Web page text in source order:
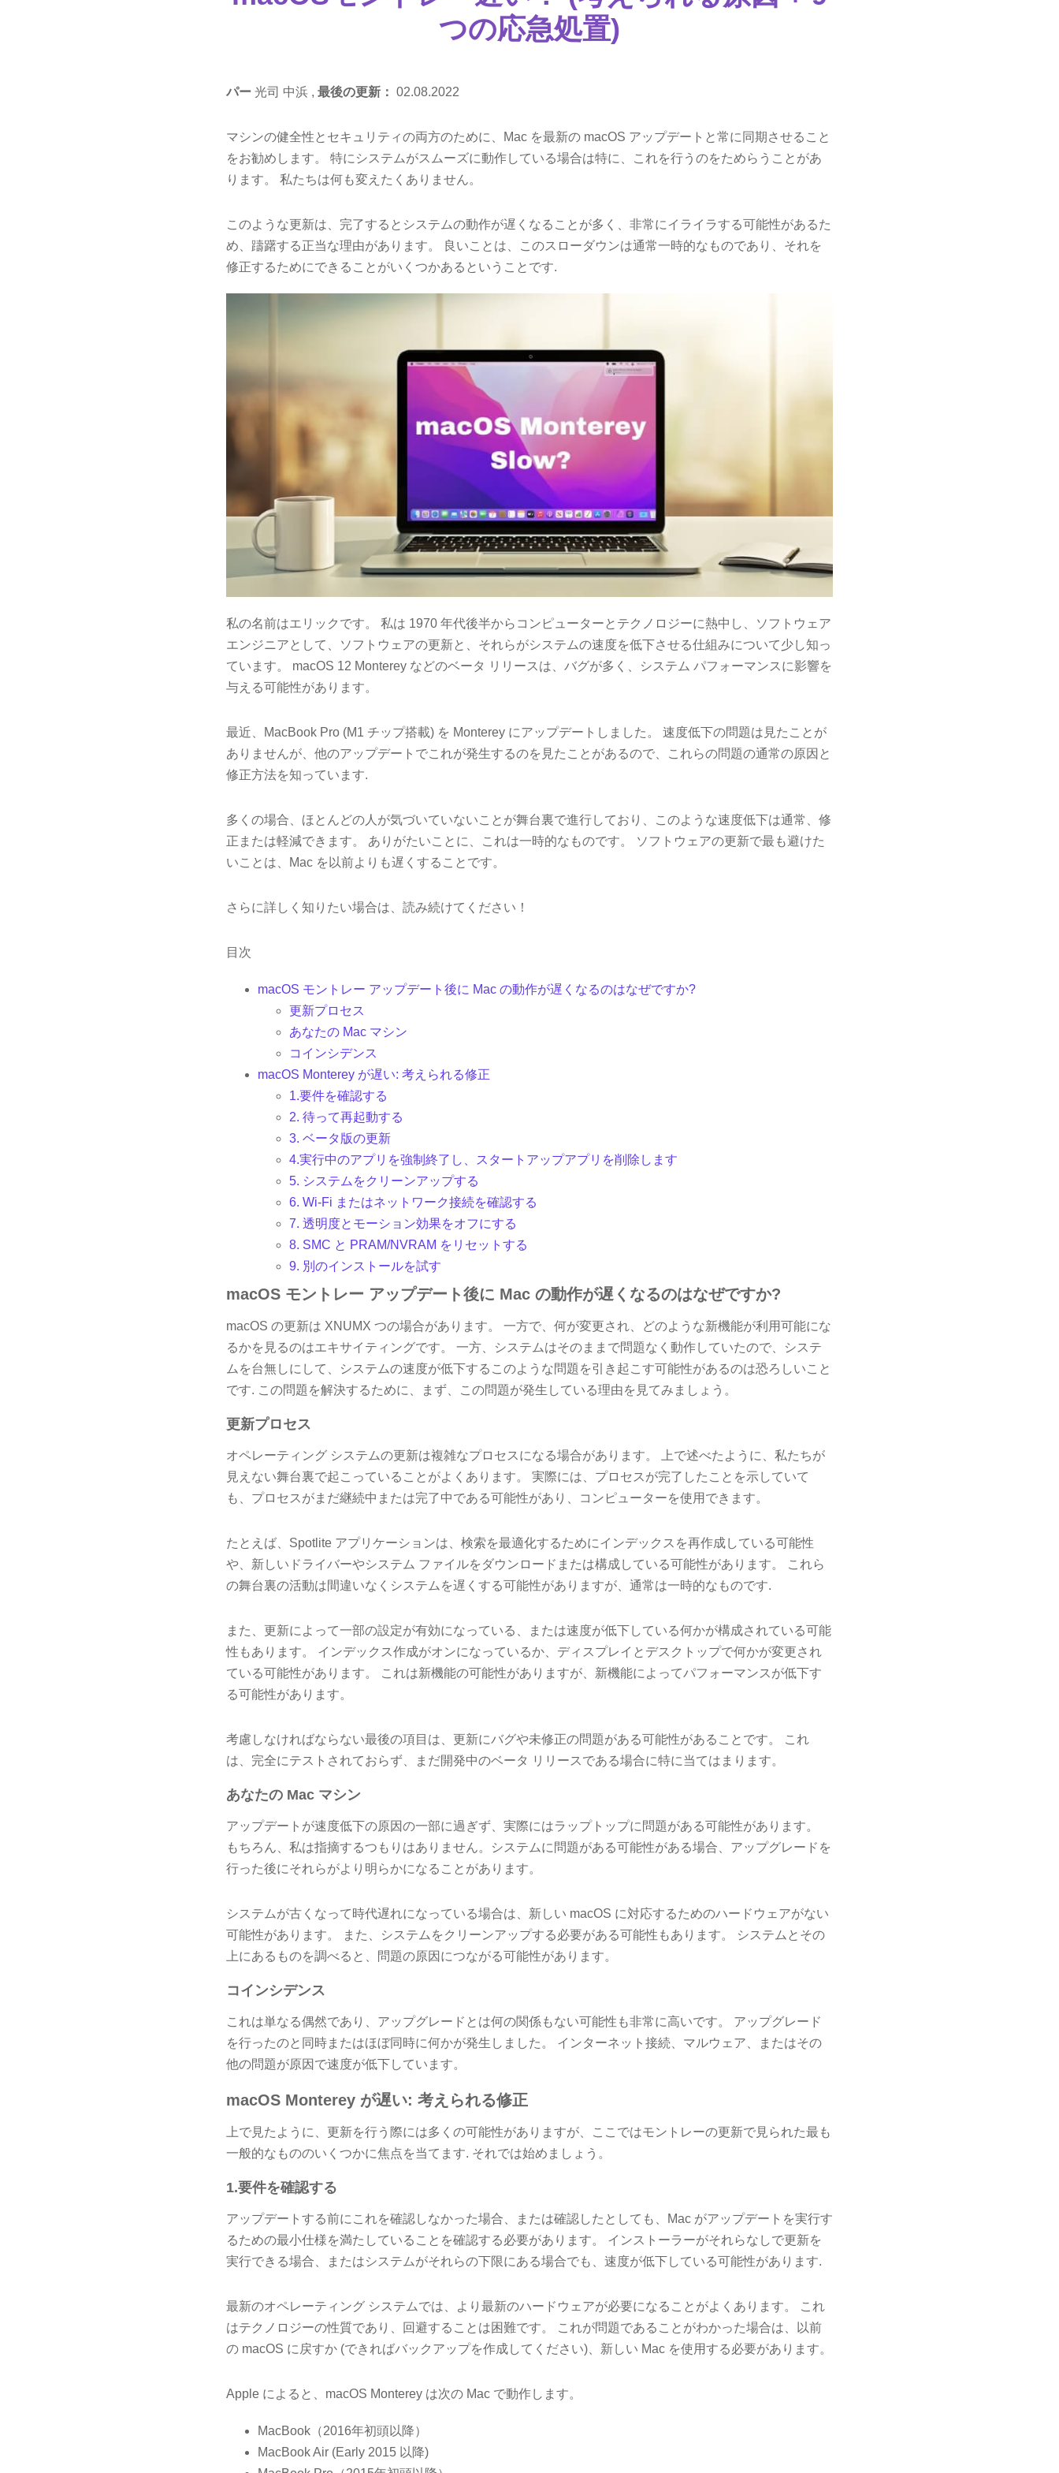
つの応急処置)
パー 光司 中浜 , 最後の更新： 02.08.2022
マシンの健全性とセキュリティの両方のために、Mac を最新の macOS アップデートと常に同期させること
をお勧めします。 特にシステムがスムーズに動作している場合は特に、これを行うのをためらうことがあ
ります。 私たちは何も変えたくありません。
このような更新は、完了するとシステムの動作が遅くなることが多く、非常にイライラする可能性があるた
め、躊躇する正当な理由があります。 良いことは、このスローダウンは通常一時的なものであり、それを
修正するためにできることがいくつかあるということです.
私の名前はエリックです。 私は 1970 年代後半からコンピューターとテクノロジーに熱中し、ソフトウェア
エンジニアとして、ソフトウェアの更新と、それらがシステムの速度を低下させる仕組みについて少し知っ
ています。 macOS 12 Monterey などのベータ リリースは、バグが多く、システム パフォーマンスに影響を
与える可能性があります。
最近、MacBook Pro (M1 チップ搭載) を Monterey にアップデートしました。 速度低下の問題は見たことが
ありませんが、他のアップデートでこれが発生するのを見たことがあるので、これらの問題の通常の原因と
修正方法を知っています.
多くの場合、ほとんどの人が気づいていないことが舞台裏で進行しており、このような速度低下は通常、修
正または軽減できます。 ありがたいことに、これは一時的なものです。 ソフトウェアの更新で最も避けた
いことは、Mac を以前よりも遅くすることです。
さらに詳しく知りたい場合は、読み続けてください！
目次
macOS モントレー アップデート後に Mac の動作が遅くなるのはなぜですか?
更新プロセス
あなたの Mac マシン
コインシデンス
macOS Monterey が遅い: 考えられる修正
1.要件を確認する
2. 待って再起動する
3. ベータ版の更新
4.実行中のアプリを強制終了し、スタートアップアプリを削除します
5. システムをクリーンアップする
6. Wi-Fi またはネットワーク接続を確認する
7. 透明度とモーション効果をオフにする
8. SMC と PRAM/NVRAM をリセットする
9. 別のインストールを試す
macOS モントレー アップデート後に Mac の動作が遅くなるのはなぜですか?
macOS の更新は XNUMX つの場合があります。 一方で、何が変更され、どのような新機能が利用可能にな
るかを見るのはエキサイティングです。 一方、システムはそのままで問題なく動作していたので、システ
ムを台無しにして、システムの速度が低下するこのような問題を引き起こす可能性があるのは恐ろしいこと
です. この問題を解決するために、まず、この問題が発生している理由を見てみましょう。
更新プロセス
オペレーティング システムの更新は複雑なプロセスになる場合があります。 上で述べたように、私たちが
見えない舞台裏で起こっていることがよくあります。 実際には、プロセスが完了したことを示していて
も、プロセスがまだ継続中または完了中である可能性があり、コンピューターを使用できます。
たとえば、Spotlite アプリケーションは、検索を最適化するためにインデックスを再作成している可能性
や、新しいドライバーやシステム ファイルをダウンロードまたは構成している可能性があります。 これら
の舞台裏の活動は間違いなくシステムを遅くする可能性がありますが、通常は一時的なものです.
また、更新によって一部の設定が有効になっている、または速度が低下している何かが構成されている可能
性もあります。 インデックス作成がオンになっているか、ディスプレイとデスクトップで何かが変更され
ている可能性があります。 これは新機能の可能性がありますが、新機能によってパフォーマンスが低下す
る可能性があります。
考慮しなければならない最後の項目は、更新にバグや未修正の問題がある可能性があることです。 これ
は、完全にテストされておらず、まだ開発中のベータ リリースである場合に特に当てはまります。
あなたの Mac マシン
アップデートが速度低下の原因の一部に過ぎず、実際にはラップトップに問題がある可能性があります。
もちろん、私は指摘するつもりはありません。システムに問題がある可能性がある場合、アップグレードを
行った後にそれらがより明らかになることがあります。
システムが古くなって時代遅れになっている場合は、新しい macOS に対応するためのハードウェアがない
可能性があります。 また、システムをクリーンアップする必要がある可能性もあります。 システムとその
上にあるものを調べると、問題の原因につながる可能性があります。
コインシデンス
これは単なる偶然であり、アップグレードとは何の関係もない可能性も非常に高いです。 アップグレード
を行ったのと同時またはほぼ同時に何かが発生しました。 インターネット接続、マルウェア、またはその
他の問題が原因で速度が低下しています。
macOS Monterey が遅い: 考えられる修正
上で見たように、更新を行う際には多くの可能性がありますが、ここではモントレーの更新で見られた最も
一般的なもののいくつかに焦点を当てます. それでは始めましょう。
1.要件を確認する
アップデートする前にこれを確認しなかった場合、または確認したとしても、Mac がアップデートを実行す
るための最小仕様を満たしていることを確認する必要があります。 インストーラーがそれらなしで更新を
実行できる場合、またはシステムがそれらの下限にある場合でも、速度が低下している可能性があります.
最新のオペレーティング システムでは、より最新のハードウェアが必要になることがよくあります。 これ
はテクノロジーの性質であり、回避することは困難です。 これが問題であることがわかった場合は、以前
の macOS に戻すか (できればバックアップを作成してください)、新しい Mac を使用する必要があります。
Apple によると、macOS Monterey は次の Mac で動作します。
MacBook（2016年初頭以降）
MacBook Air (Early 2015 以降)